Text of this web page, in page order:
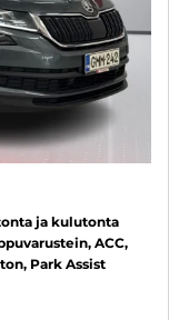
ja kulutonta
ACC,
Park Assist